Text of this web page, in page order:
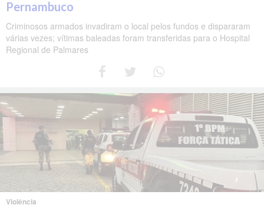
Pernambuco
Criminosos armados invadiram o local pelos fundos e dispararam
várias vezes; vítimas baleadas foram transferidas para o Hospital
Regional de Palmares
Violência